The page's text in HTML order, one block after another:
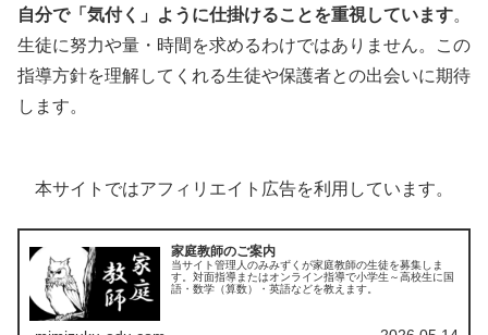
自分で「気付く」ように仕掛けることを重視しています。
生徒に努力や量・時間を求めるわけではありません。この
指導方針を理解してくれる生徒や保護者との出会いに期待
します。
本サイトではアフィリエイト広告を利用しています。
家庭教師のご案内
当サイト管理人のみみずくが家庭教師の生徒を募集しま
す。対面指導またはオンライン指導で小学生～高校生に国
語・数学（算数）・英語などを教えます。